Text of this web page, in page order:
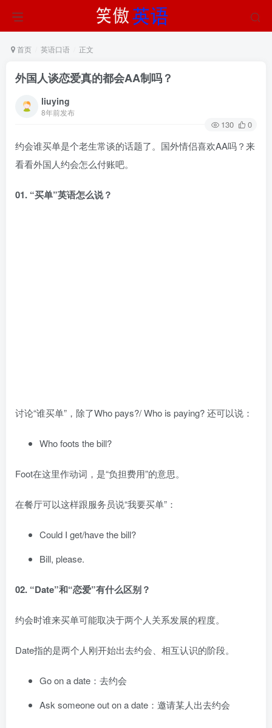
首页 英语口语 正文
外国人谈恋爱真的都会AA制吗？
liuying
8年前发布
130 0
约会谁买单是个老生常谈的话题了。国外情侣喜欢AA吗？来
看看外国人约会怎么付账吧。
01. “买单”英语怎么说？
讨论“谁买单”，除了Who pays?/ Who is paying? 还可以说：
Who foots the bill?
Foot在这里作动词，是“负担费用”的意思。
在餐厅可以这样跟服务员说“我要买单”：
Could I get/have the bill?
Bill, please.
02. “Date”和“恋爱”有什么区别？
约会时谁来买单可能取决于两个人关系发展的程度。
Date指的是两个人刚开始出去约会、相互认识的阶段。
Go on a date：去约会
Ask someone out on a date：邀请某人出去约会